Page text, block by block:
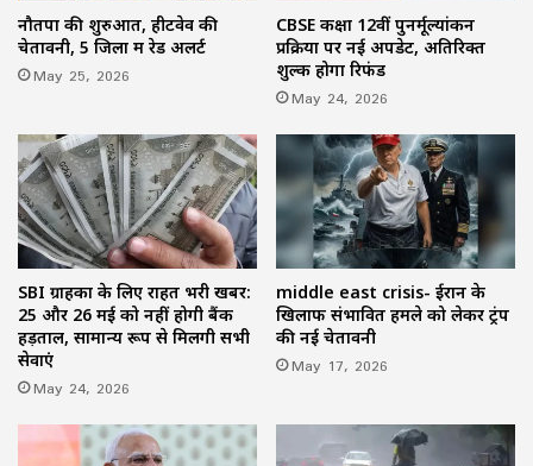
नौतपा की शुरुआत, हीटवेव की
चेतावनी, 5 जिलों में रेड अलर्ट
May 25, 2026
CBSE कक्षा 12वीं पुनर्मूल्यांकन
प्रक्रिया पर नई अपडेट, अतिरिक्त
शुल्क होगा रिफंड
May 24, 2026
SBI ग्राहकों के लिए राहत भरी खबर:
25 और 26 मई को नहीं होगी बैंक
हड़ताल, सामान्य रूप से मिलेंगी सभी
सेवाएं
May 24, 2026
middle east crisis- ईरान के
खिलाफ संभावित हमले को लेकर ट्रंप
की नई चेतावनी
May 17, 2026